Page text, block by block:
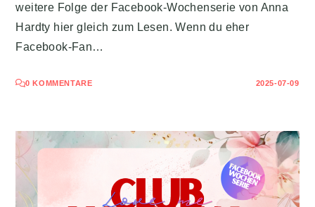
weitere Folge der Facebook-Wochenserie von Anna
Hardty hier gleich zum Lesen. Wenn du eher
Facebook-Fan…
0 KOMMENTARE 2025-07-09